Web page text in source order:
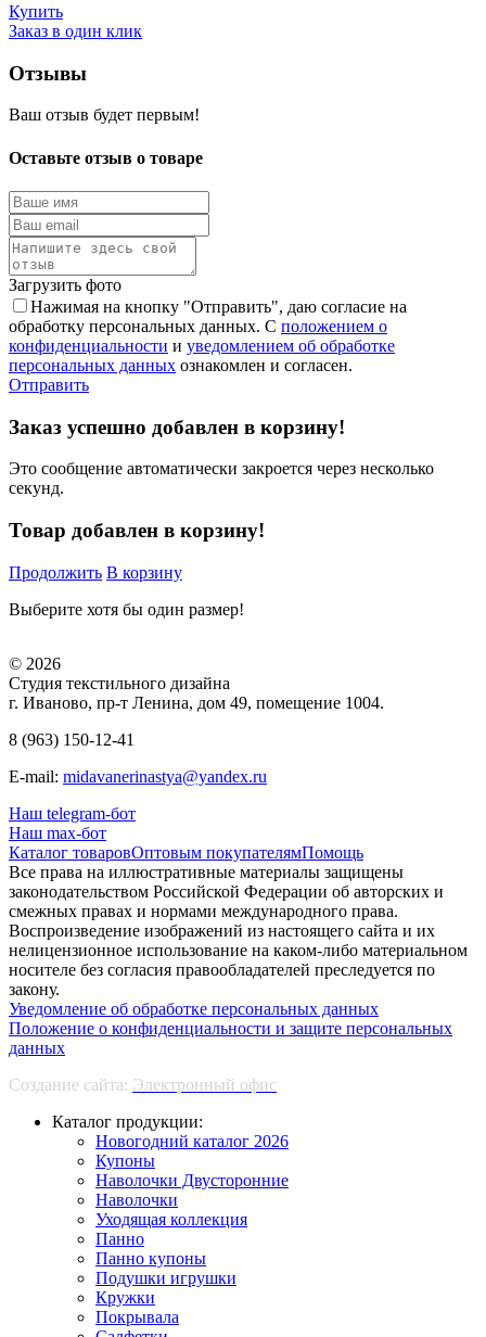
Купить
Заказ в один клик
Отзывы
Ваш отзыв будет первым!
Оставьте отзыв о товаре
Загрузить фото
Нажимая на кнопку "Отправить", даю согласие на
обработку персональных данных. С положением о
конфиденциальности и уведомлением об обработке
персональных данных ознакомлен и согласен.
Отправить
Заказ успешно добавлен в корзину!
Это сообщение автоматически закроется через несколько
секунд.
Товар добавлен в корзину!
Продолжить В корзину
Выберите хотя бы один размер!
© 2026
Студия текстильного дизайна
г. Иваново, пр-т Ленина, дом 49, помещение 1004.
8 (963) 150-12-41
E-mail: midavanerinastya@yandex.ru
Наш telegram-бот
Наш max-бот
Каталог товаровОптовым покупателямПомощь
Все права на иллюстративные материалы защищены
законодательством Российской Федерации об авторских и
смежных правах и нормами международного права.
Воспроизведение изображений из настоящего сайта и их
нелицензионное использование на каком-либо материальном
носителе без согласия правообладателей преследуется по
закону.
Уведомление об обработке персональных данных
Положение о конфиденциальности и защите персональных
данных
Создание сайта: Электронный офис
Каталог продукции:
Новогодний каталог 2026
Купоны
Наволочки Двусторонние
Наволочки
Уходящая коллекция
Панно
Панно купоны
Подушки игрушки
Кружки
Покрывала